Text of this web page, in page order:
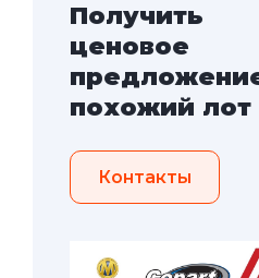
Получить
ценовое
похожий лот
Контакты